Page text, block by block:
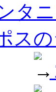
タ
ス